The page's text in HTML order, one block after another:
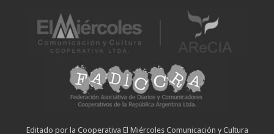
Editado por la Cooperativa El Miércoles Comunicación y Cultura